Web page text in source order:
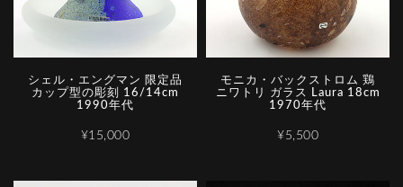
シェル・エングマン 限定品
カップ型の彫刻 16/14cm
1990年代
¥15,000
モニカ・バックストロム 鶏
ニワトリ ガラス Laura 18cm
1970年代
¥5,500